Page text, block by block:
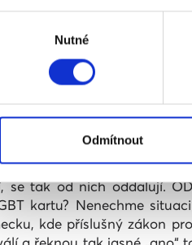
Nutné
Odmítnout
Možná je za ním
a jeho straně to
239 ze 460 křesel.
i jejich blízcí uvažují o
zprávu ovšem
špatně, že nejsou
„ideologie“ vycházející z
voliči jasno, 73 % lidí
se tak od nich oddalují.
kartu? Nenechme
kde příslušný zákon